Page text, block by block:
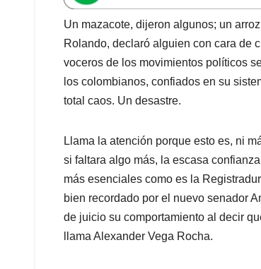
s
A
p
p
b
o
o
k
e
d
I
n
l
a
d
s
Un mazacote, dijeron algunos; un
Rolando, declaró alguien con cara de
voceros de los movimientos políticos
los colombianos, confiados en su
total caos. Un desastre.
Llama la atención porque esto es, ni
si faltara algo más, la escasa
más esenciales como es la
bien recordado por el nuevo senador
de juicio su comportamiento al decir
llama Alexander Vega Rocha.